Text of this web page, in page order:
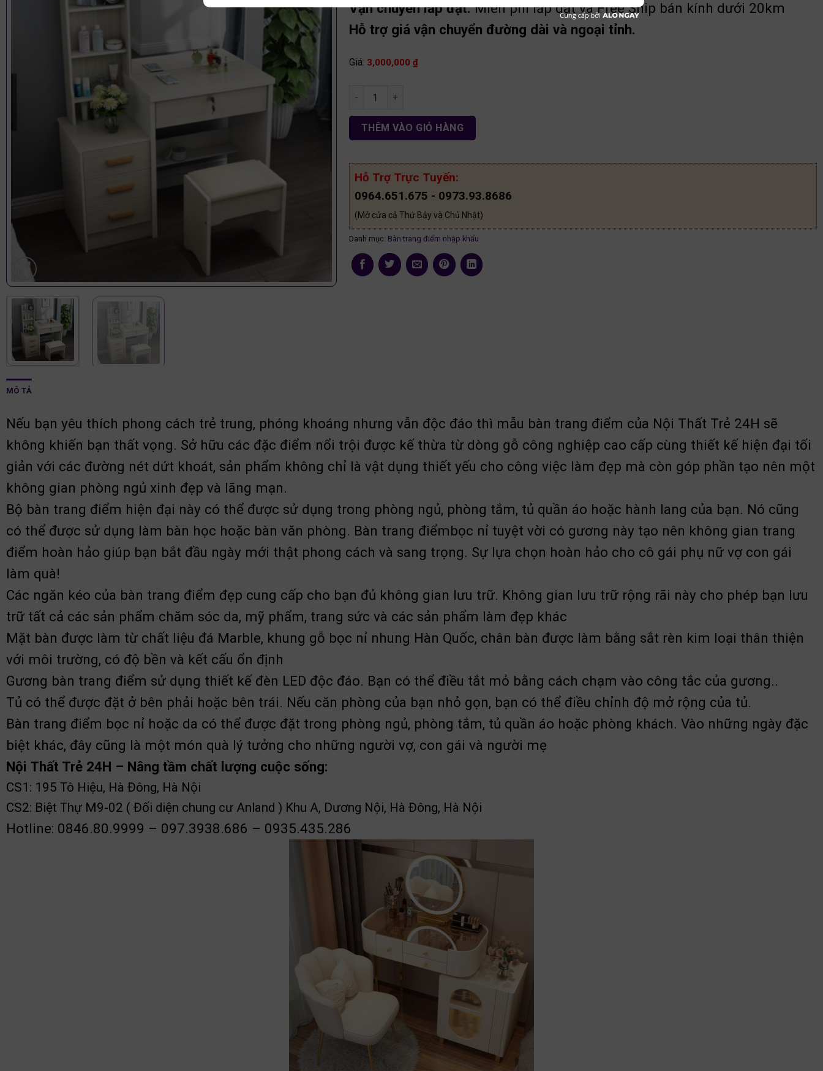
Vận chuyển lắp đặt:Miễn phí lắp đặt và Free Ship bán kính dưới 20km
Hỗ trợ giá vận chuyển đường dài và ngoại tỉnh.
Giá: 3,000,000 ₫
bàn trang điểm gương vuông gỗ MDF BP04 số lượng
THÊM VÀO GIỎ HÀNG
Hỗ Trợ Trực Tuyến:
0964.651.675 - 0973.93.8686
(Mở cửa cả Thứ Bảy và Chủ Nhật)
Danh mục: Bàn trang điểm nhập khẩu
MÔ TẢ
Nếu bạn yêu thích phong cách trẻ trung, phóng khoáng nhưng vẫn độc đáo thì mẫu bàn trang điểm của Nội Thất Trẻ 24H sẽ
không khiến bạn thất vọng. Sở hữu các đặc điểm nổi trội được kế thừa từ dòng gỗ công nghiệp cao cấp cùng thiết kế hiện đại tối
giản với các đường nét dứt khoát, sản phẩm không chỉ là vật dụng thiết yếu cho công việc làm đẹp mà còn góp phần tạo nên một
không gian phòng ngủ xinh đẹp và lãng mạn.
Bộ bàn trang điểm hiện đại này có thể được sử dụng trong phòng ngủ, phòng tắm, tủ quần áo hoặc hành lang của bạn. Nó cũng
có thể được sử dụng làm bàn học hoặc bàn văn phòng. Bàn trang điểmbọc nỉ tuyệt vời có gương này tạo nên không gian trang
điểm hoàn hảo giúp bạn bắt đầu ngày mới thật phong cách và sang trọng. Sự lựa chọn hoàn hảo cho cô gái phụ nữ vợ con gái
làm quà!
Các ngăn kéo của bàn trang điểm đẹp cung cấp cho bạn đủ không gian lưu trữ. Không gian lưu trữ rộng rãi này cho phép bạn lưu
trữ tất cả các sản phẩm chăm sóc da, mỹ phẩm, trang sức và các sản phẩm làm đẹp khác
Mặt bàn được làm từ chất liệu đá Marble, khung gỗ bọc nỉ nhung Hàn Quốc, chân bàn được làm bằng sắt rèn kim loại thân thiện
với môi trường, có độ bền và kết cấu ổn định
Gương bàn trang điểm sử dụng thiết kế đèn LED độc đáo. Bạn có thể điều tắt mỏ bằng cách chạm vào công tắc của gương..
Tủ có thể được đặt ở bên phải hoặc bên trái. Nếu căn phòng của bạn nhỏ gọn, bạn có thể điều chỉnh độ mở rộng của tủ.
Bàn trang điểm bọc nỉ hoặc da có thể được đặt trong phòng ngủ, phòng tắm, tủ quần áo hoặc phòng khách. Vào những ngày đặc
biệt khác, đây cũng là một món quà lý tưởng cho những người vợ, con gái và người mẹ
Nội Thất Trẻ 24H – Nâng tầm chất lượng cuộc sống:
CS1: 195 Tô Hiệu, Hà Đông, Hà Nội
CS2: Biệt Thự M9-02 ( Đối diện chung cư Anland ) Khu A, Dương Nội, Hà Đông, Hà Nội
Hotline: 0846.80.9999 – 097.3938.686 – 0935.435.286